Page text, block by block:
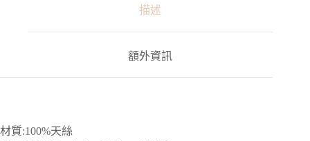
描述
額外資訊
材質:100%天絲